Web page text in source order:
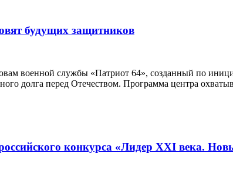
будущих защитников
военной службы «Патриот 64», созданный по
долга перед Отечеством. Программа центра
конкурса «Лидер XXI века.